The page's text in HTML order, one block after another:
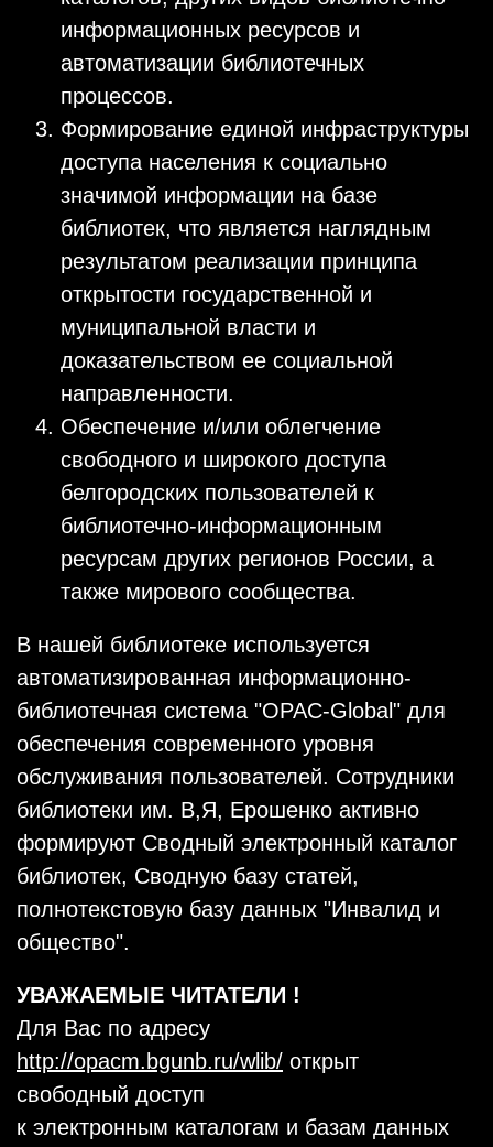
информационных ресурсов и
автоматизации библиотечных
процессов.
Формирование единой инфраструктуры
доступа населения к социально
значимой информации на базе
библиотек, что является наглядным
результатом реализации принципа
открытости государственной и
муниципальной власти и
доказательством ее социальной
направленности.
Обеспечение и/или облегчение
свободного и широкого доступа
белгородских пользователей к
библиотечно-информационным
ресурсам других регионов России, а
также мирового сообщества.
В нашей библиотеке используется
автоматизированная информационно-
библиотечная система "OPAC-Global" для
обеспечения современного уровня
обслуживания пользователей. Сотрудники
библиотеки им. В,Я, Ерошенко активно
формируют Сводный электронный каталог
библиотек, Сводную базу статей,
полнотекстовую базу данных "Инвалид и
общество".
УВАЖАЕМЫЕ ЧИТАТЕЛИ !
Для Вас по адресу
http://opacm.bgunb.ru/wlib/ открыт
свободный доступ
к электронным каталогам и базам данных